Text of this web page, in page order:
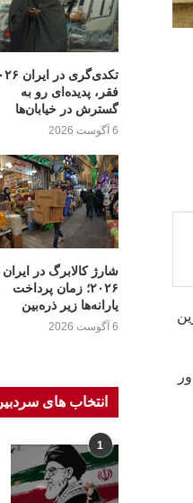
فقر، پدیده‌ای رو به
گسترش در خیابان‌ها
6 آگوست 2026
شارژ کالابرگ در ایران
۲۰۲۶؛ زمان پرداخت
یارانه‌ها زیر ذره‌بین
6 آگوست 2026
انتخاب های سردبیر
1